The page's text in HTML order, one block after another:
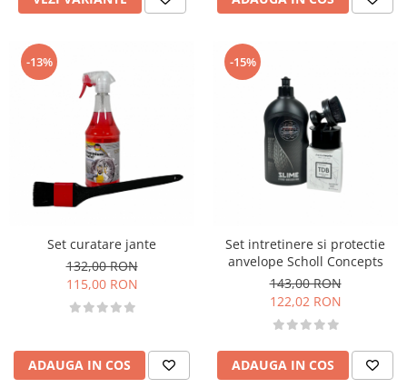
-13%
Set curatare jante
132,00 RON
115,00 RON
ADAUGA IN COS
-15%
Set intretinere si protectie
anvelope Scholl Concepts
143,00 RON
122,02 RON
ADAUGA IN COS